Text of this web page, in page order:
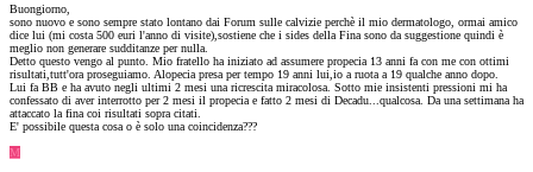
Buongiorno,
sono nuovo e sono sempre stato lontano dai Forum sulle calvizie perchè il mio dermatologo, ormai amico
dice lui (mi costa 500 euri l'anno di visite),sostiene che i sides della Fina sono da suggestione quindi è
meglio non generare sudditanze per nulla.
Detto questo vengo al punto. Mio fratello ha iniziato ad assumere propecia 13 anni fa con me con ottimi
risultati,tutt'ora proseguiamo. Alopecia presa per tempo 19 anni lui,io a ruota a 19 qualche anno dopo.
Lui fa BB e ha avuto negli ultimi 2 mesi una ricrescita miracolosa. Sotto mie insistenti pressioni mi ha
confessato di aver interrotto per 2 mesi il propecia e fatto 2 mesi di Decadu...qualcosa. Da una settimana ha
attaccato la fina coi risultati sopra citati.
E' possibile questa cosa o è solo una coincidenza???
M